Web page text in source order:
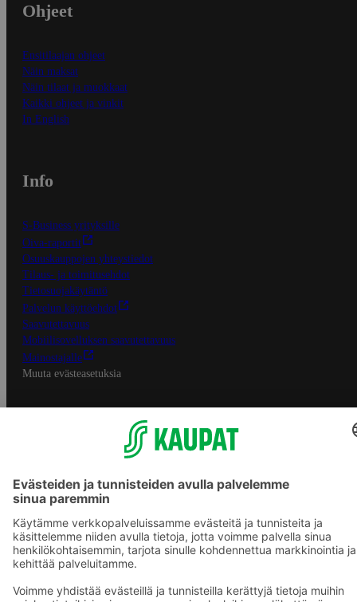
Ohjeet
Ensitilaajan ohjeet
Näin maksat
Näin tilaat ja muokkaat
Kaikki ohjeet ja vinkit
In English
Info
S-Business yrityksille
Oiva-raportit
Osuuskauppojen yhteystiedot
Tilaus- ja toimitusehdot
Tietosuojakäytäntö
Palvelun käyttöehdot
Saavutettavuus
Mobiilisovelluksen saavutettavuus
Mainostajalle
Muuta evästeasetuksia
S-ryhmän palvelut
S-ryhmä
Asiakasomistajuus
Yhteishyvä Ruoka -sovellus
S-ostoslista -sovellus
Prisma.fi
Sokos.fi
S-Pankki